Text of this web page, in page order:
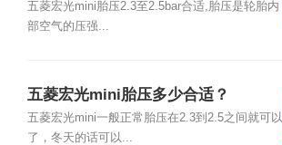
五菱宏光mini胎压2.3至2.5bar合适,胎压是轮胎内
部空气的压强...
五菱宏光mini胎压多少合适？
五菱宏光mini一般正常胎压在2.3到2.5之间就可以
了，冬天的话可以...